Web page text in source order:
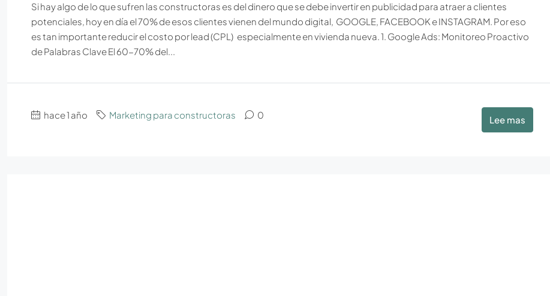
Si hay algo de lo que sufren las constructoras es del dinero que se debe invertir en publicidad para atraer a clientes
potenciales, hoy en día el 70% de esos clientes vienen del mundo digital, GOOGLE, FACEBOOK e INSTAGRAM. Por eso
es tan importante reducir el costo por lead (CPL) especialmente en vivienda nueva. 1. Google Ads: Monitoreo Proactivo
de Palabras Clave El 60-70% del...
hace 1 año Marketing para constructoras 0 Lee mas